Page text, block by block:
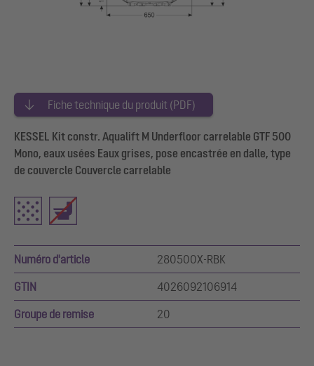
Fiche technique du produit (PDF)
KESSEL Kit constr. Aqualift M Underfloor carrelable GTF 500
Mono, eaux usées Eaux grises, pose encastrée en dalle, type
de couvercle Couvercle carrelable
Numéro d'article 280500X-RBK
GTIN 4026092106914
Groupe de remise 20